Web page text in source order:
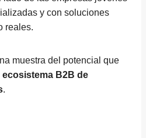
y con soluciones
reales.
muestra del potencial que
ecosistema B2B de
.